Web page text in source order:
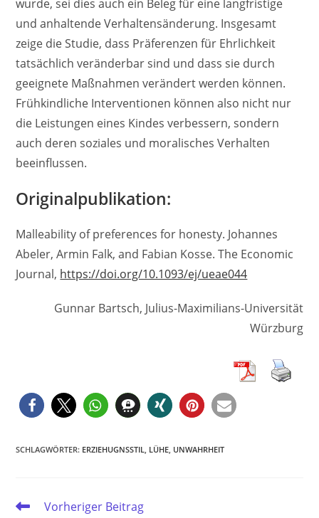
wurde, sei dies auch ein Beleg für eine langfristige
und anhaltende Verhaltensänderung. Insgesamt
zeige die Studie, dass Präferenzen für Ehrlichkeit
tatsächlich veränderbar sind und dass sie durch
geeignete Maßnahmen verändert werden können.
Frühkindliche Interventionen können also nicht nur
die Leistungen eines Kindes verbessern, sondern
auch deren soziales und moralisches Verhalten
beeinflussen.
Originalpublikation:
Malleability of preferences for honesty. Johannes
Abeler, Armin Falk, and Fabian Kosse. The Economic
Journal, https://doi.org/10.1093/ej/ueae044
Gunnar Bartsch, Julius-Maximilians-Universität
Würzburg
SCHLAGWÖRTER: ERZIEHUGNSSTIL LÜHE UNWAHRHEIT
WeitereVorheriger Beitrag